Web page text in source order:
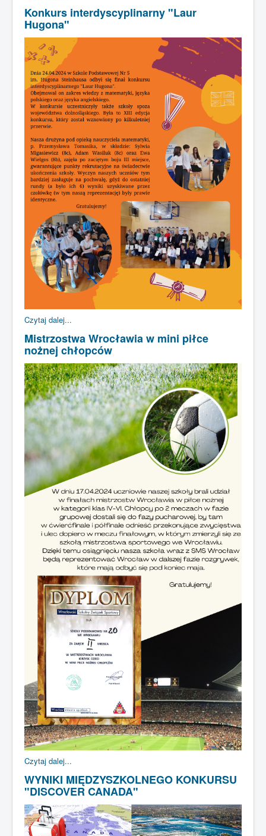
Konkurs interdyscyplinarny "Laur
Hugona"
Czytaj dalej...
Mistrzostwa Wrocławia w mini piłce
nożnej chłopców
Czytaj dalej...
WYNIKI MIĘDZYSZKOLNEGO KONKURSU
"DISCOVER CANADA"